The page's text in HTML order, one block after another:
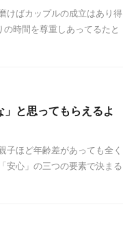
けばカップルの成立はあり得
時間を尊重しあってるたと
と思ってもらえるよ
子ほど年齢差があっても全く
安心」の三つの要素で決まる